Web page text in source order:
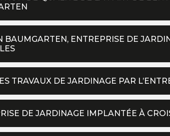
BAUMGARTEN, ENTREPRISE DE
TRAVAUX DE JARDINAGE PAR
DE JARDINAGE IMPLANTÉE À